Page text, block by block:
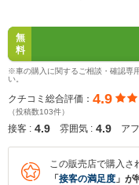
無
料
※車の購入に関するご相談・確認専
い。
クチコミ総合評価： 4.9
（投稿数103件）
接客 : 4.9 雰囲気 : 4.9 ア
この販売店で購入さ
「接客の満足度 」が